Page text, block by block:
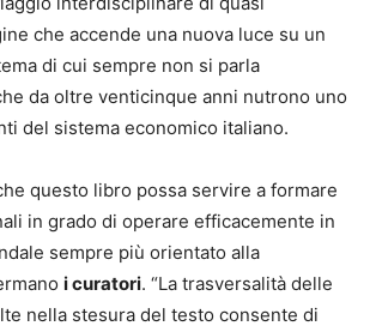
che accende una nuova luce su un
di cui sempre non si parla
da oltre venticinque anni nutrono uno
del sistema economico italiano.
questo libro possa servire a formare
in grado di operare efficacemente in
sempre più orientato alla
i curatori. “La trasversalità delle
nella stesura del testo consente di